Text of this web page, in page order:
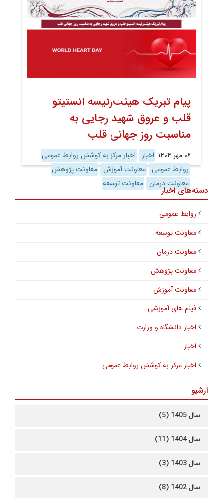
پیام تبریک هیئت‌رئیسه انستیتو
قلب و عروق شهید رجایی به
مناسبت روز جهانی قلب
۰۶ مهر ۱۴۰۴ اخبار
اخبار مرکز به کوشش روابط عمومی
روابط عمومی معاونت آموزش معاونت پژوهش
معاونت درمان معاونت توسعه
دسته‌های اخبار
روابط عمومی
معاونت توسعه
معاونت درمان
معاونت پژوهش
معاونت آموزش
فیلم های آموزشی
اخبار دانشگاه و وزارت
اخبار
اخبار مرکز به کوشش روابط عمومی
آرشیو
سال 1405 (5)
سال 1404 (11)
سال 1403 (3)
سال 1402 (8)